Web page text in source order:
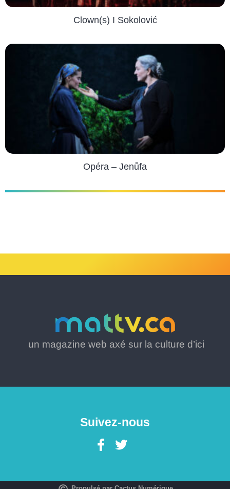
Clown(s) I Sokolović
Opéra – Jenůfa
un magazine web axé sur la culture d’ici
Suivez-nous